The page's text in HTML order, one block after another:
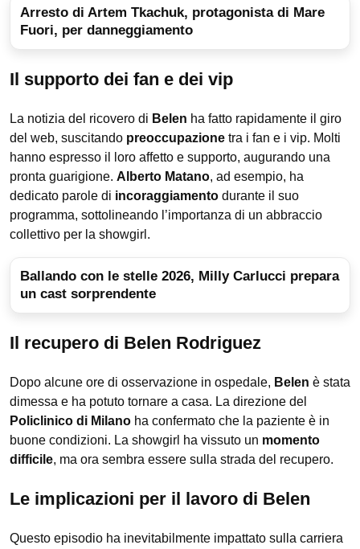
Arresto di Artem Tkachuk, protagonista di Mare
Fuori, per danneggiamento
Il supporto dei fan e dei vip
La notizia del ricovero di Belen ha fatto rapidamente il giro
del web, suscitando preoccupazione tra i fan e i vip. Molti
hanno espresso il loro affetto e supporto, augurando una
pronta guarigione. Alberto Matano, ad esempio, ha
dedicato parole di incoraggiamento durante il suo
programma, sottolineando l’importanza di un abbraccio
collettivo per la showgirl.
Ballando con le stelle 2026, Milly Carlucci prepara
un cast sorprendente
Il recupero di Belen Rodriguez
Dopo alcune ore di osservazione in ospedale, Belen è stata
dimessa e ha potuto tornare a casa. La direzione del
Policlinico di Milano ha confermato che la paziente è in
buone condizioni. La showgirl ha vissuto un momento
difficile, ma ora sembra essere sulla strada del recupero.
Le implicazioni per il lavoro di Belen
Questo episodio ha inevitabilmente impattato sulla carriera